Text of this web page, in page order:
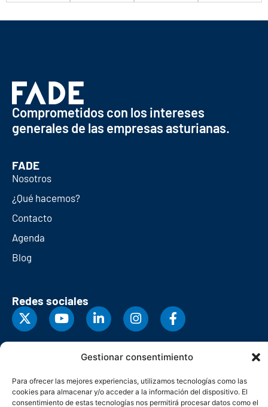
Gestionar consentimiento
Para ofrecer las mejores experiencias, utilizamos tecnologías como las
cookies para almacenar y/o acceder a la información del dispositivo. El
consentimiento de estas tecnologías nos permitirá procesar datos como el
Comprometidos con los intereses
generales de las empresas asturianas.
FADE
Nosotros
¿Qué hacemos?
Contacto
Agenda
Blog
Redes sociales